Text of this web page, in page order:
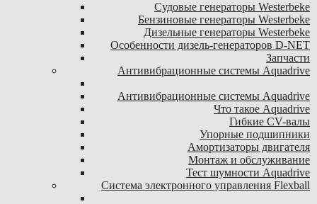
Судовые генераторы Westerbeke
Бензиновые генераторы Westerbeke
Дизельные генераторы Westerbeke
Особенности дизель-генераторов D-NET
Запчасти
Антивибрационные системы Aquadrive
Антивибрационные системы Aquadrive
Что такое Aquadrive
Гибкие CV-валы
Упорные подшипники
Амортизаторы двигателя
Монтаж и обслуживание
Тест шумности Aquadrive
Система электронного управления Flexball